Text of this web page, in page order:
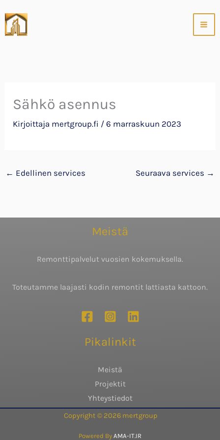
sisältöön
Sähkö asennus
Kirjoittaja mertgroup.fi /6 marraskuun 2023
← Edellinen services Seuraava services →
Meistä
Remonttipalvelut vuosien kokemuksella.
Toteutamme laajasti kodin remontit lattiasta kattoon.
Pikalinkit
Meistä
Projektit
Yhteystiedot
Copyright © 2026 mertgroup
Powered By AMA-IT.IR